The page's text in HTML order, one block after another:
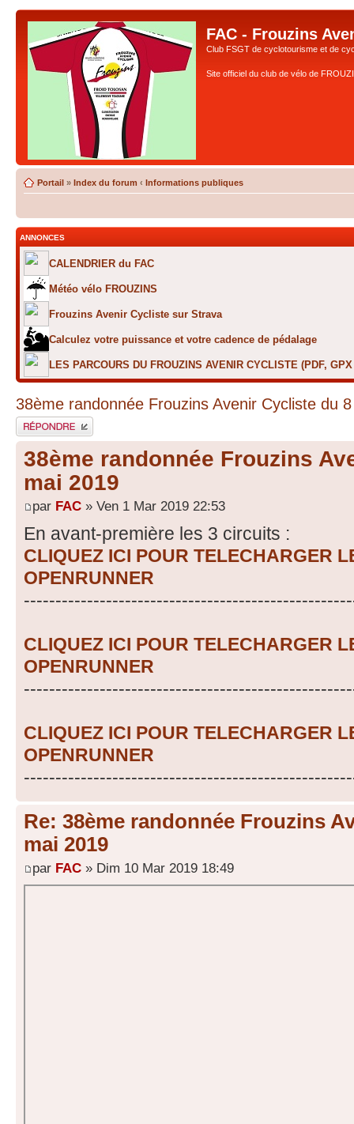
FAC - Frouzins
Club FSGT de cyclotourisme et de
Site officiel du club de vélo de
Portail » Index du forum ‹ Informations publiques
ANNONCES
CALENDRIER du FAC
Météo vélo FROUZINS
Frouzins Avenir Cycliste sur Strava
Calculez votre puissance et votre cadence de pédalage
LES PARCOURS DU FROUZINS AVENIR CYCLISTE (PDF,
38ème randonnée Frouzins Avenir Cycliste du
Répondre
38ème randonnée Frouzins
mai 2019
par FAC » Ven 1 Mar 2019 22:53
En avant-première les 3 circuits :
CLIQUEZ ICI POUR TELECHARGER
OPENRUNNER
CLIQUEZ ICI POUR TELECHARGER
OPENRUNNER
CLIQUEZ ICI POUR TELECHARGER
OPENRUNNER
Re: 38ème randonnée Frouzins
mai 2019
par FAC » Dim 10 Mar 2019 18:49